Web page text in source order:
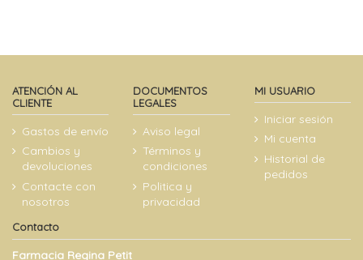
ATENCIÓN AL
CLIENTE
Gastos de envío
Cambios y
devoluciones
Contacte con
nosotros
DOCUMENTOS
LEGALES
Aviso legal
Términos y
condiciones
Politica y
privacidad
MI USUARIO
Iniciar sesión
Mi cuenta
Historial de
pedidos
Contacto
Farmacia Regina Petit